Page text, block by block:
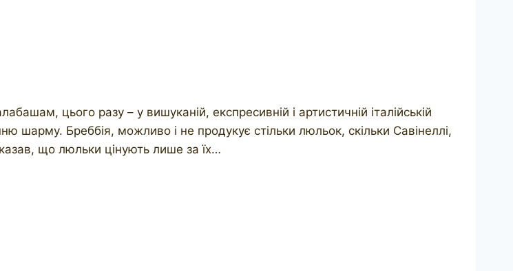
цього разу – у вишуканій, експресивній і артистичній італійській
шарму. Бреббія, можливо і не продукує стільки люльок, скільки Савінеллі,
що люльки цінують лише за їх…